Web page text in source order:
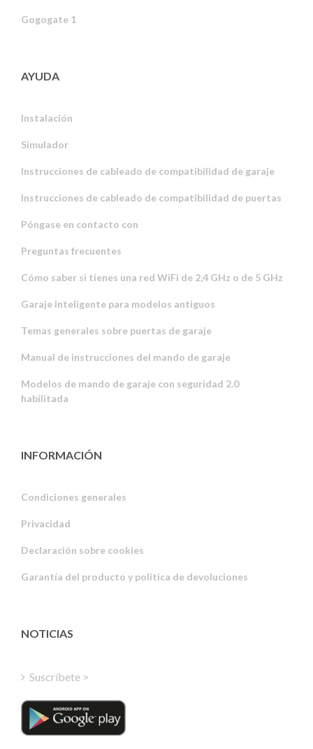
Gogogate 1
AYUDA
Instalación
Simulador
Instrucciones de cableado de compatibilidad de garaje
Instrucciones de cableado de compatibilidad de puertas
Póngase en contacto con
Preguntas frecuentes
Cómo saber si tienes una red WiFi de 2,4 GHz o de 5 GHz
Garaje inteligente para modelos antiguos
Temas generales sobre puertas de garaje
Manual de instrucciones del mando de garaje
Modelos de mando de garaje con seguridad 2.0
habilitada
INFORMACIÓN
Condiciones generales
Privacidad
Declaración sobre cookies
Garantía del producto y política de devoluciones
NOTICIAS
Suscríbete >
Estonian